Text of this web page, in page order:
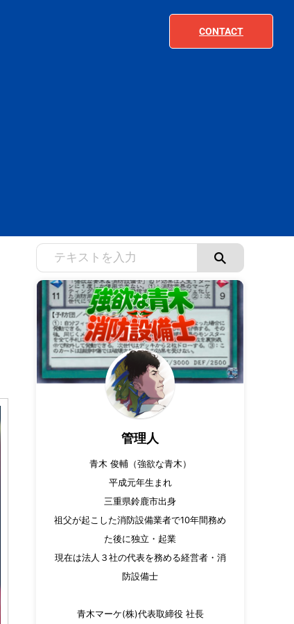
CONTACT
管理人
青木 俊輔（強欲な青木）
平成元年生まれ
三重県鈴鹿市出身
祖父が起こした消防設備業者で10年間務め
た後に独立・起業
現在は法人３社の代表を務める経営者・消
防設備士
青木マーケ(株)代表取締役 社長